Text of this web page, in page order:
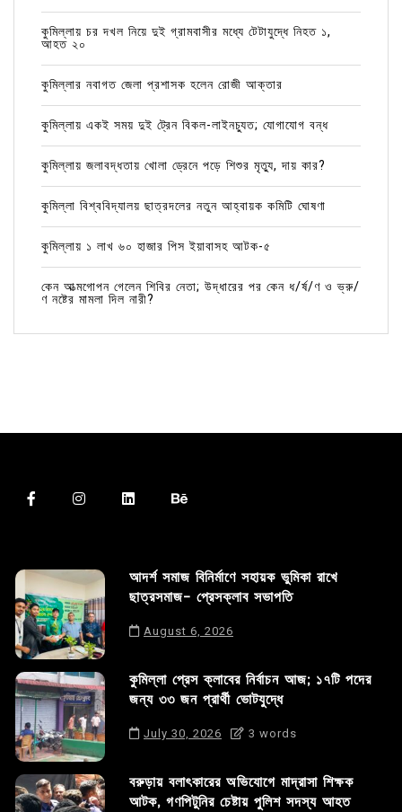
কুমিল্লায় চর দখল নিয়ে দুই গ্রামবাসীর মধ্যে টেটাযুদ্ধে নিহত ১,
আহত ২০
কুমিল্লার নবাগত জেলা প্রশাসক হলেন রোজী আক্তার
কুমিল্লায় একই সময় দুই ট্রেন বিকল-লাইনচ্যুত; যোগাযোগ বন্ধ
কুমিল্লায় জলাবদ্ধতায় খোলা ড্রেনে পড়ে শিশুর মৃত্যু, দায় কার?
কুমিল্লা বিশ্ববিদ্যালয় ছাত্রদলের নতুন আহ্বায়ক কমিটি ঘোষণা
কুমিল্লায় ১ লাখ ৬০ হাজার পিস ইয়াবাসহ আটক-৫
কেন আত্মগোপন গেলেন শিবির নেতা; উদ্ধারের পর কেন ধ/র্ষ/ণ ও ভ্রু/
ণ নষ্টের মামলা দিল নারী?
আদর্শ সমাজ বিনির্মাণে সহায়ক ভুমিকা রাখে
ছাত্রসমাজ- প্রেসক্লাব সভাপতি
August 6, 2026
কুমিল্লা প্রেস ক্লাবের নির্বাচন আজ; ১৭টি পদের
জন্য ৩৩ জন প্রার্থী ভোটযুদ্ধে
July 30, 2026 3 words
বরুড়ায় বলাৎকারের অভিযোগে মাদ্রাসা শিক্ষক
আটক, গণপিটুনির চেষ্টায় পুলিশ সদস্য আহত